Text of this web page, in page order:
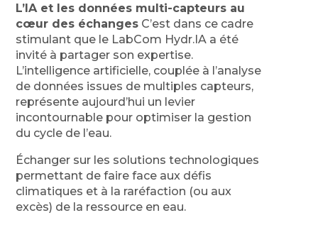
L’IA et les données multi-capteurs au
cœur des échanges C’est dans ce cadre
stimulant que le LabCom Hydr.IA a été
invité à partager son expertise.
L’intelligence artificielle, couplée à l’analyse
de données issues de multiples capteurs,
représente aujourd’hui un levier
incontournable pour optimiser la gestion
du cycle de l’eau.
Échanger sur les solutions technologiques
permettant de faire face aux défis
climatiques et à la raréfaction (ou aux
excès) de la ressource en eau.